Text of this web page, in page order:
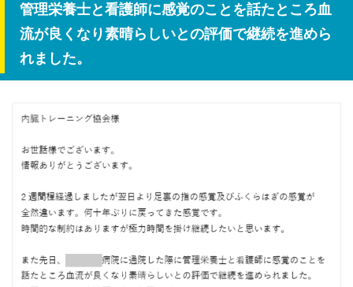
管理栄養士と看護師に感覚のことを話たところ血
流が良くなり素晴らしいとの評価で継続を進めら
れました。